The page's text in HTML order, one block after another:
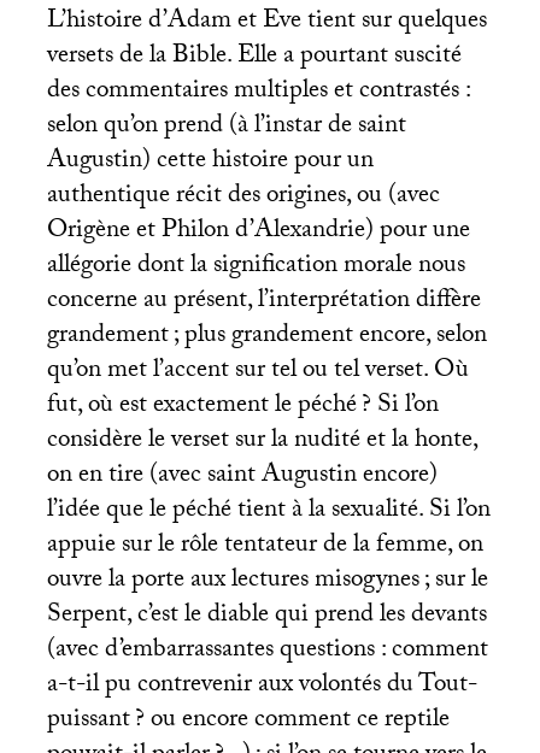
L’histoire d’Adam et Eve tient sur quelques
versets de la Bible. Elle a pourtant suscité
des commentaires multiples et contrastés :
selon qu’on prend (à l’instar de saint
Augustin) cette histoire pour un
authentique récit des origines, ou (avec
Origène et Philon d’Alexandrie) pour une
allégorie dont la signification morale nous
concerne au présent, l’interprétation diffère
grandement; plus grandement encore, selon
qu’on met l’accent sur tel ou tel verset. Où
fut, où est exactement le péché? Si l’on
considère le verset sur la nudité et la honte,
on en tire (avec saint Augustin encore)
l’idée que le péché tient à la sexualité. Si l’on
appuie sur le rôle tentateur de la femme, on
ouvre la porte aux lectures misogynes; sur le
Serpent, c’est le diable qui prend les devants
(avec d’embarrassantes questions : comment
a-t-il pu contrevenir aux volontés du Tout-
puissant? ou encore comment ce reptile